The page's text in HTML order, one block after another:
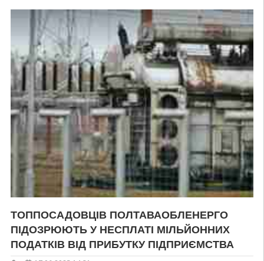
ТОППОСАДОВЦІВ ПОЛТАВАОБЛЕНЕРГО
ПІДОЗРЮЮТЬ У НЕСПЛАТІ МІЛЬЙОННИХ
ПОДАТКІВ ВІД ПРИБУТКУ ПІДПРИЄМСТВА